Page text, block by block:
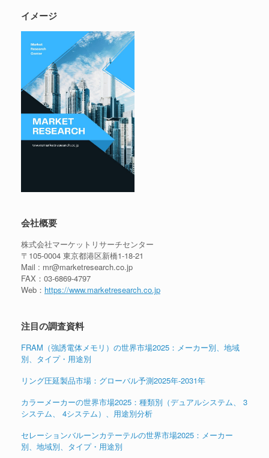
イメージ
会社概要
株式会社マーケットリサーチセンター
〒105-0004 東京都港区新橋1-18-21
Mail : mr@marketresearch.co.jp
FAX：03-6869-4797
Web： https://www.marketresearch.co.jp
注目の調査資料
FRAM（強誘電体メモリ）の世界市場2025：メーカー別、地域
別、タイプ・用途別
リング圧延製品市場：グローバル予測2025年-2031年
カラーメーカーの世界市場2025：種類別（デュアルシステム、 3
システム、 4システム）、用途別分析
セレーションバルーンカテーテルの世界市場2025：メーカー
別、地域別、タイプ・用途別